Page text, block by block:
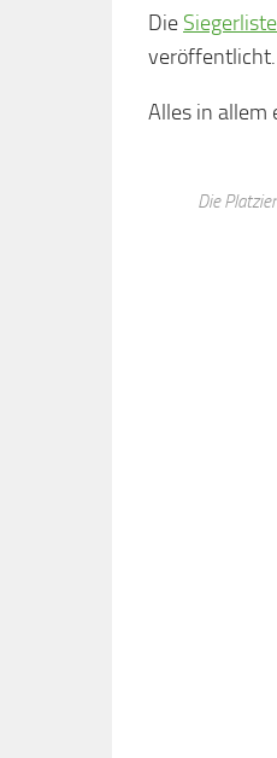
Die
veröffentlicht.
Alles in allem
Die